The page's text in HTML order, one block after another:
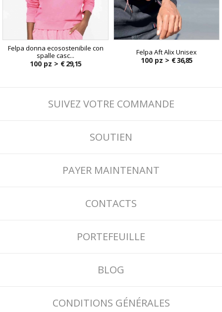
Felpa donna ecosostenibile con
spalle casc...
100 pz > € 29,15
Felpa Aft Alix Unisex
100 pz > € 36,85
SUIVEZ VOTRE COMMANDE
SOUTIEN
PAYER MAINTENANT
CONTACTS
PORTEFEUILLE
BLOG
CONDITIONS GÉNÉRALES